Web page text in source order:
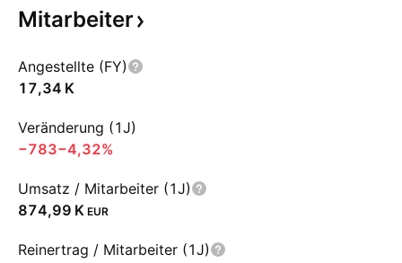
Mitarbeiter
Angestellte (FY)
‪17,34 K‬
Veränderung (1J)
−783−4,32%
Umsatz / Mitarbeiter (1J)
‪874,99 K‬ EUR
Reinertrag / Mitarbeiter (1J)